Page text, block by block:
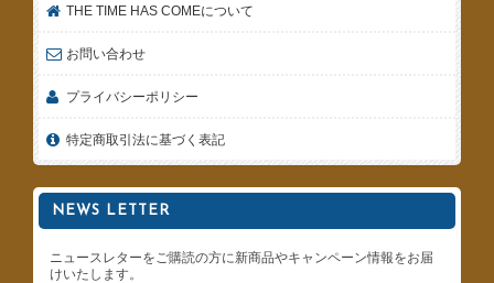
THE TIME HAS COMEについて
お問い合わせ
プライバシーポリシー
特定商取引法に基づく表記
NEWS LETTER
ニュースレターをご購読の方に新商品やキャンペーン情報をお届
けいたします。